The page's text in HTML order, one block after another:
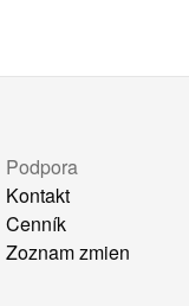
Podpora
Kontakt
Cenník
Zoznam zmien